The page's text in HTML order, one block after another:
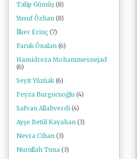
Talip Gümüş (8)
Yusuf Özhan (8)
İlker Erinç (7)
Faruk Önalan (6)
Hamidreza Mohammesnejad
(6)
Seyit Yüzüak (6)
Feyza Burgucuoğlu (4)
Safvan Allahverdi (4)
Ayşe Betül Kayahan (3)
Nevra Cihan (3)
Nurullah Tuna (3)